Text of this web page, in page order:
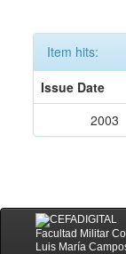
Item hits:
Issue Date
2003
Facultad Militar
Luis María